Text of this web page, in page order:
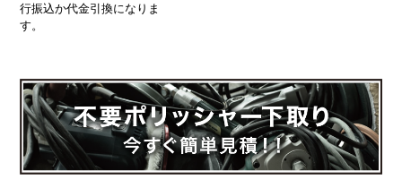
行振込か代金引換になりま
す。